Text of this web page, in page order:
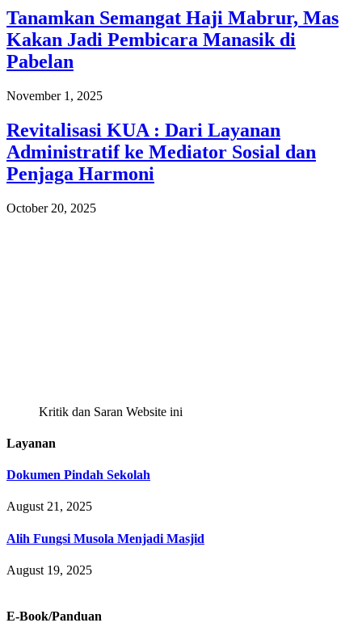
Tanamkan Semangat Haji Mabrur, Mas
Kakan Jadi Pembicara Manasik di
Pabelan
November 1, 2025
Revitalisasi KUA : Dari Layanan
Administratif ke Mediator Sosial dan
Penjaga Harmoni
October 20, 2025
Kritik dan Saran Website ini
Layanan
Dokumen Pindah Sekolah
August 21, 2025
Alih Fungsi Musola Menjadi Masjid
August 19, 2025
E-Book/Panduan